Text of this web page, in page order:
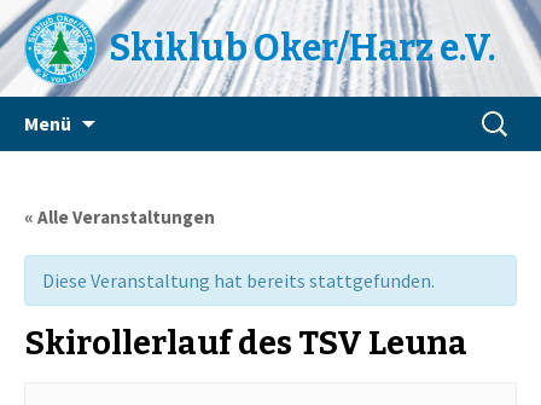
Skiklub Oker/Harz e.V.
Menü
Suchen
nach:
« Alle Veranstaltungen
Diese Veranstaltung hat bereits stattgefunden.
Skirollerlauf des TSV Leuna